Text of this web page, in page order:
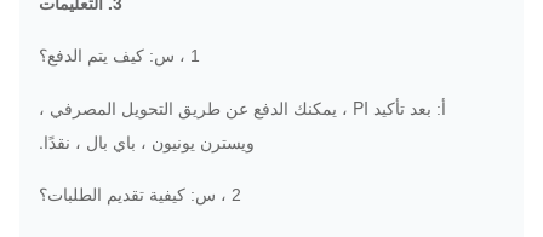
1 ، س: كيف يتم الدفع؟
أ:
بعد تأكيد PI ، يمكنك الدفع عن طريق التحويل المصرفي ،
ويسترن يونيون ، باي بال ، نقدًا.
2 ، س: كيفية تقديم الطلبات؟